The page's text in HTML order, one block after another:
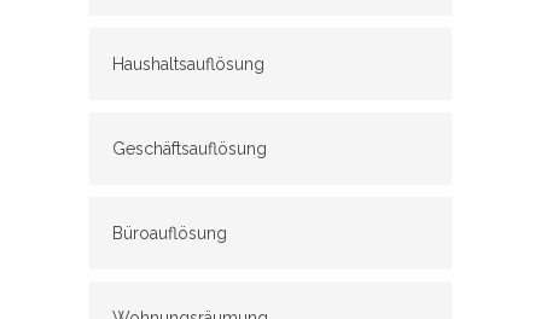
Haushaltsauflösung
Geschäftsauflösung
Büroauflösung